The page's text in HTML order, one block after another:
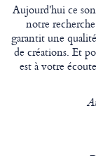
Aujourd'hui ce
notre
garantit une
de créations. Et
est à votre